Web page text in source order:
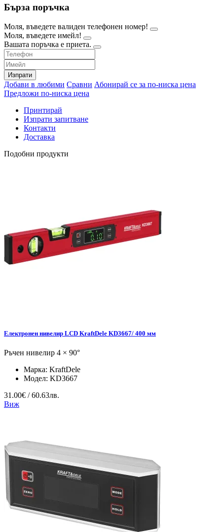
Бърза поръчка
Моля, въведете валиден телефонен номер!
Моля, въведете имейл!
Вашата поръчка е приета.
Изпрати
Добави в любими Сравни Абонирай се за по-ниска цена
Предложи по-ниска цена
Принтирай
Изпрати запитване
Контакти
Доставка
Подобни продукти
Електронен нивелир LCD KraftDele KD3667/ 400 мм
Ръчен нивелир 4 × 90°
Марка: KraftDele
Модел: KD3667
31.00€ / 60.63лв.
Виж